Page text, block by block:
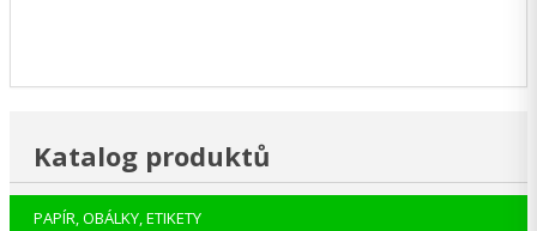
Katalog produktů
PAPÍR, OBÁLKY, ETIKETY